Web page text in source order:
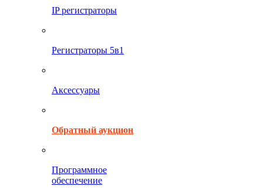
IP регистраторы
Регистраторы 5в1
Аксессуары
Обратный аукцион
Программное
обеспечение